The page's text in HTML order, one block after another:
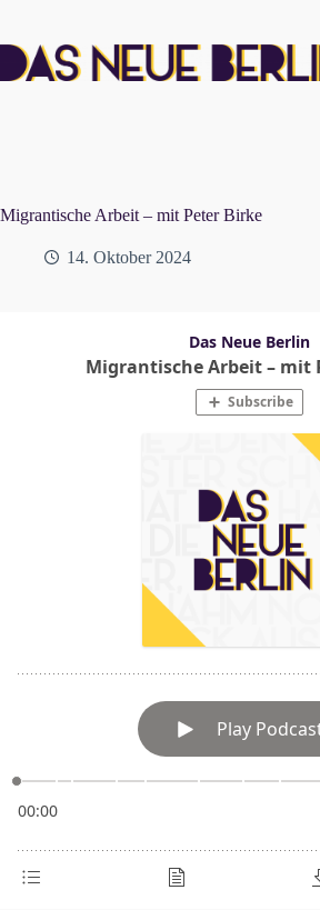
springen
Migrantische Arbeit – mit Peter Birke
14. Oktober 2024